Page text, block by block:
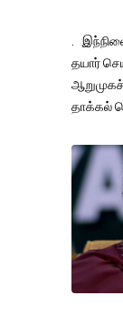
.
தயார்
தாக்கல்